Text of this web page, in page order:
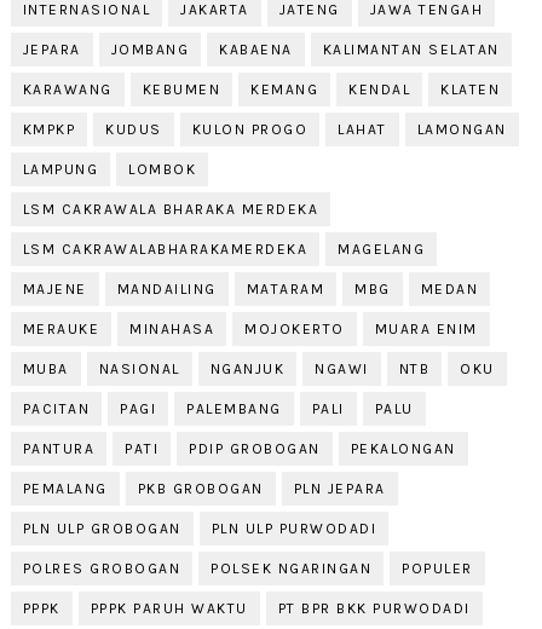
INTERNASIONAL JAKARTA JATENG JAWA TENGAH
JEPARA JOMBANG KABAENA KALIMANTAN SELATAN
KARAWANG KEBUMEN KEMANG KENDAL KLATEN
KMPKP KUDUS KULON PROGO LAHAT LAMONGAN
LAMPUNG LOMBOK
LSM CAKRAWALA BHARAKA MERDEKA
LSM CAKRAWALABHARAKAMERDEKA MAGELANG
MAJENE MANDAILING MATARAM MBG MEDAN
MERAUKE MINAHASA MOJOKERTO MUARA ENIM
MUBA NASIONAL NGANJUK NGAWI NTB OKU
PACITAN PAGI PALEMBANG PALI PALU
PANTURA PATI PDIP GROBOGAN PEKALONGAN
PEMALANG PKB GROBOGAN PLN JEPARA
PLN ULP GROBOGAN PLN ULP PURWODADI
POLRES GROBOGAN POLSEK NGARINGAN POPULER
PPPK PPPK PARUH WAKTU PT BPR BKK PURWODADI